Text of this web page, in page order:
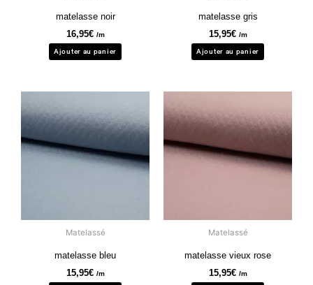
matelasse noir
16,95€ /m
Ajouter au panier
matelasse gris
15,95€ /m
Ajouter au panier
Matelassé
matelasse bleu
15,95€ /m
Matelassé
matelasse vieux rose
15,95€ /m